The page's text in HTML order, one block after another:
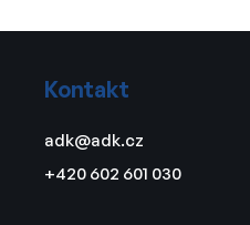
Kontakt
adk@adk.cz
+420 602 601 030